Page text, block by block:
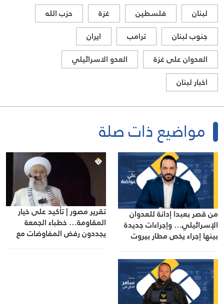
لبنان فلسطين غزة
حزب الله
جنوب لبنان
ترامب
ايران
العدوان على غزة
العدو الاسرائيلي
اخبار لبنان
مواضيع ذات صلة
من قصر بعبدا إدانة للعدوان
الإسرائيلي… وإجراءات جديدة
بينها إجراء يخص مطار بيروت
تقرير مصور | تأكيد على خيار
المقاومة… خطباء الجمعة
يجددون رفض المفاوضات مع